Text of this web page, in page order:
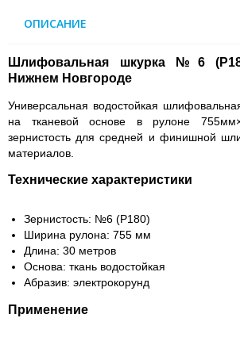
ОПИСАНИЕ
Шлифовальная шкурка №6
Нижнем Новгороде
Универсальная водостойкая
на тканевой основе в рулоне
зернистость для средней и финишной
материалов.
Технические характеристики
Зернистость: №6 (Р180)
Ширина рулона: 755 мм
Длина: 30 метров
Основа: ткань водостойкая
Абразив: электрокорунд
Применение